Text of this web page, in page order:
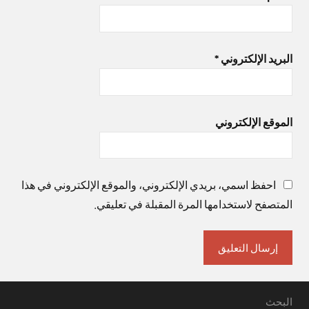
البريد الإلكتروني *
الموقع الإلكتروني
احفظ اسمي، بريدي الإلكتروني، والموقع الإلكتروني في هذا
المتصفح لاستخدامها المرة المقبلة في تعليقي.
البحث